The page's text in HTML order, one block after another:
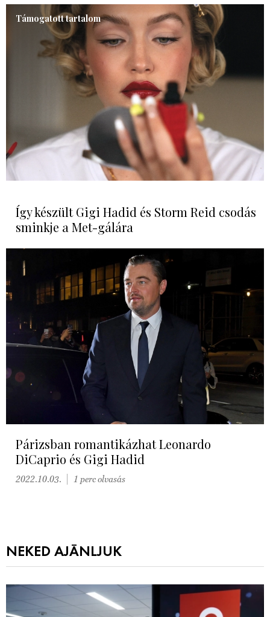
Támogatott tartalom
Így készült Gigi Hadid és Storm Reid csodás
sminkje a Met-gálára
Párizsban romantikázhat Leonardo
DiCaprio és Gigi Hadid
2022.10.03. 1 perc olvasás
NEKED AJÁNLJUK